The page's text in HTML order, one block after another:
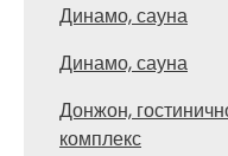
Динамо, сауна
Динамо, сауна
Донжон,
комплекс